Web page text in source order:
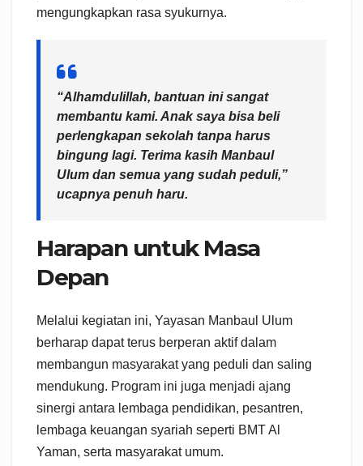
mengungkapkan rasa syukurnya.
“Alhamdulillah, bantuan ini sangat
membantu kami. Anak saya bisa beli
perlengkapan sekolah tanpa harus
bingung lagi. Terima kasih Manbaul
Ulum dan semua yang sudah peduli,”
ucapnya penuh haru.
Harapan untuk Masa
Depan
Melalui kegiatan ini, Yayasan Manbaul Ulum
berharap dapat terus berperan aktif dalam
membangun masyarakat yang peduli dan saling
mendukung. Program ini juga menjadi ajang
sinergi antara lembaga pendidikan, pesantren,
lembaga keuangan syariah seperti BMT Al
Yaman, serta masyarakat umum.